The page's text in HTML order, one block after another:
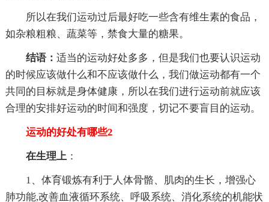
所以在我们运动过后最好吃一些含有维生素的食品，
如杂粮粗粮、蔬菜等，禁食大量的糖果。
结语： 适当的运动好处多多，但是我们也要认识运动
的时候应该做什么和不应该做什么，我们做运动都有一个
共同的目标就是身体健康，所以在我们进行运动前就应该
合理的安排好运动的时间和强度，切记不要盲目的运动。
运动的好处有哪些2
在生理上 ：
1、体育锻炼有利于人体骨骼、肌肉的生长，增强心
肺功能,改善血液循环系统、呼吸系统、消化系统的机能状